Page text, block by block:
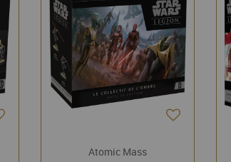
Atomic Mass